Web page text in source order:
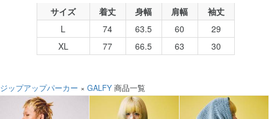
サイズ 着丈 身幅 肩幅
袖丈
L
74 63.5 60
29
XL
77 66.5 63 30
ジップアップパーカー × GALFY 商品一覧